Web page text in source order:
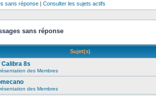
sans réponse | Consulter les sujets actifs
sans réponse
Sujet(s)
Calibra 8s
des Membres
des Membres